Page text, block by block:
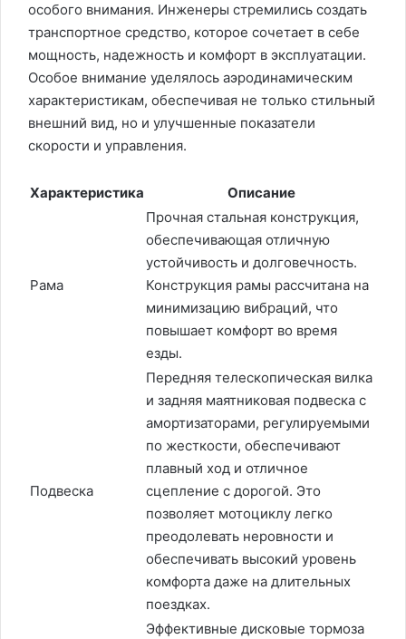
особого внимания. Инженеры стремились создать
транспортное средство, которое сочетает в себе
мощность, надежность и комфорт в эксплуатации.
Особое внимание уделялось аэродинамическим
характеристикам, обеспечивая не только стильный
внешний вид, но и улучшенные показатели
скорости и управления.
Характеристика Описание
Рама
Прочная стальная конструкция,
обеспечивающая отличную
устойчивость и долговечность.
Конструкция рамы рассчитана на
минимизацию вибраций, что
повышает комфорт во время
езды.
Подвеска
Передняя телескопическая вилка
и задняя маятниковая подвеска с
амортизаторами, регулируемыми
по жесткости, обеспечивают
плавный ход и отличное
сцепление с дорогой. Это
позволяет мотоциклу легко
преодолевать неровности и
обеспечивать высокий уровень
комфорта даже на длительных
поездках.
Эффективные дисковые тормоза